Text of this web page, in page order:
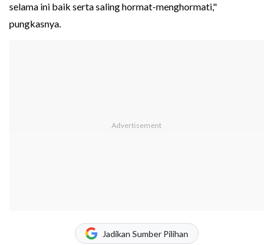
selama ini baik serta saling hormat-menghormati,"
pungkasnya.
Jadikan Sumber Pilihan